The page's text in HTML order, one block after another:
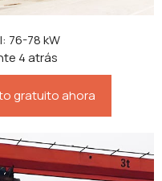
76-78 kW
4 atrás
gratuito ahora